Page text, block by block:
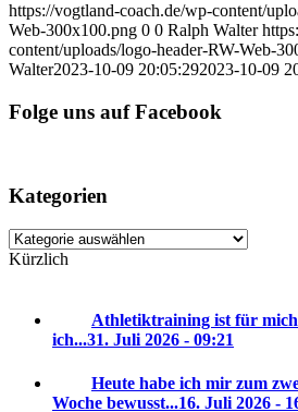
https://vogtland-coach.de/wp-content/
Web-300x100.png 0 0 Ralph Walter
content/uploads/logo-header-RW-Web-
Walter2023-10-09 20:05:292023-10-09
Folge uns auf Facebook
Kategorien
Kategorien
Kürzlich
Athletiktraining ist für
ich...31. Juli 2026 - 09:21
Heute habe ich mir zum
Woche bewusst...16. Juli 2026 -